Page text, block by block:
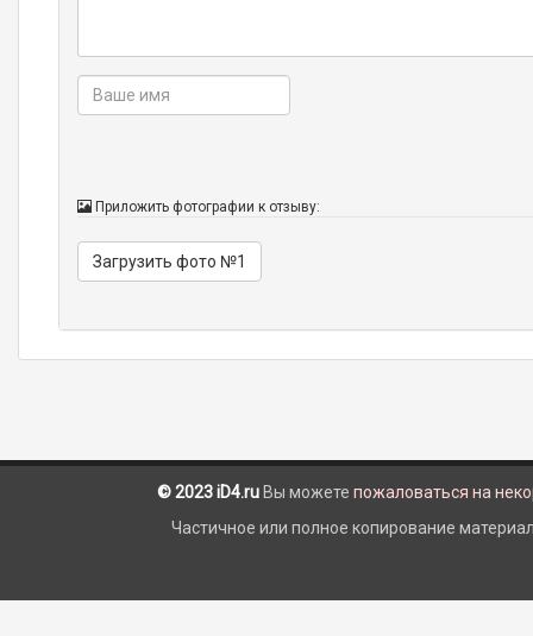
Приложить фотографии к отзыву:
Загрузить фото №1
© 2023 iD4.ruВы можете пожаловаться на
Частичное или полное копирование